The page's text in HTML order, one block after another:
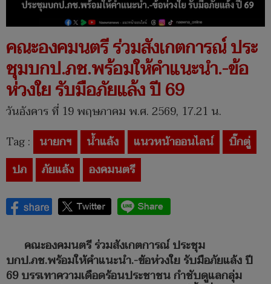
คณะองคมนตรี ร่วมสังเกตการณ์ ประ
ชุมบกป.ภช.พร้อมให้คำแนะนำ.-ข้อ
ห่วงใย รับมือภัยแล้ง ปี 69
วันอังคาร ที่ 19 พฤษภาคม พ.ศ. 2569, 17.21 น.
Tag : นายกฯ น้ำแล้ง แนวหน้าออนไลน์
บิ๊กตู่
ปภ
ภัยแล้ง องคมนตรี
คณะองคมนตรี ร่วมสังเกตการณ์ ประชุม
บกป.ภช.พร้อมให้คำแนะนำ.-ข้อห่วงใย รับมือภัยแล้ง ปี
69 บรรเทาความเดือดร้อนประชาชน กําชับดูแลกลุ่ม